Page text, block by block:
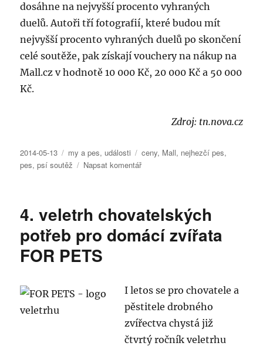
dosáhne na nejvyšší procento vyhraných
duelů. Autoři tří fotografií, které budou mít
nejvyšší procento vyhraných duelů po skončení
celé soutěže, pak získají vouchery na nákup na
Mall.cz v hodnotě 10 000 Kč, 20 000 Kč a 50 000
Kč.
Zdroj: tn.nova.cz
Publikováno:
2014-05-13 Rubriky:
my a pes, události Štítky:
ceny, Mall, nejhezčí pes,
pes,psí soutěž Napsat komentářpro
Vyfoťte
pejska
za
100
tisíc!
4. veletrh chovatelských
potřeb pro domácí zvířata
FOR PETS
I letos se pro chovatele a
pěstitele drobného
zvířectva chystá již
čtvrtý ročník veletrhu